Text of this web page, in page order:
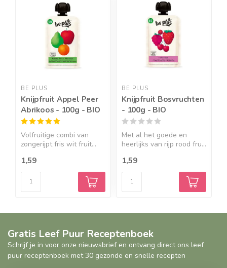
BE PLUS
Knijpfruit Appel Peer
Abrikoos - 100g - BIO
Volfruitige combi van
zongerijpt fris wit fruit...
1,59
BE PLUS
Knijpfruit Bosvruchten
- 100g - BIO
Met al het goede en
heerlijks van rijp rood fru...
1,59
Gratis Leef Puur Receptenboek
Schrijf je in voor onze nieuwsbrief en ontvang direct ons leef
puur receptenboek met 30 gezonde en snelle recepten